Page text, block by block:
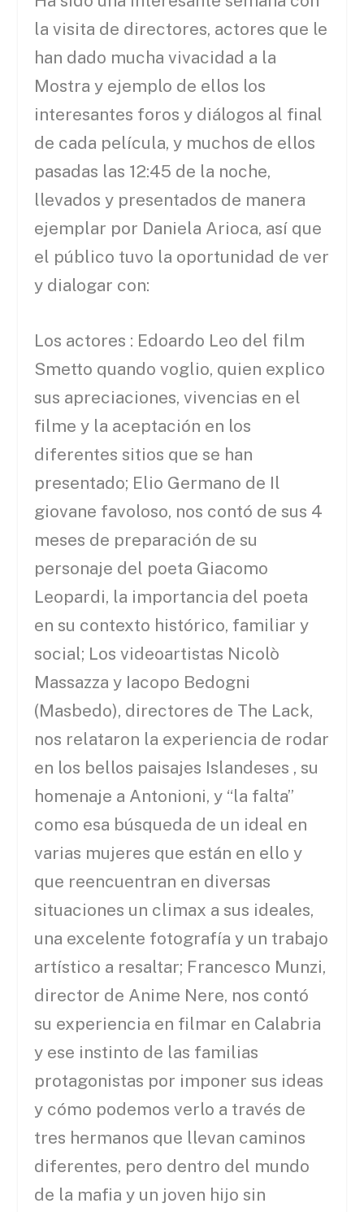
la visita de directores, actores que le
han dado mucha vivacidad a la
Mostra y ejemplo de ellos los
interesantes foros y diálogos al final
de cada película, y muchos de ellos
pasadas las 12:45 de la noche,
llevados y presentados de manera
ejemplar por Daniela Arioca, así que
el público tuvo la oportunidad de ver
y dialogar con:
Los actores : Edoardo Leo del film
Smetto quando voglio, quien explico
sus apreciaciones, vivencias en el
filme y la aceptación en los
diferentes sitios que se han
presentado; Elio Germano de Il
giovane favoloso, nos contó de sus 4
meses de preparación de su
personaje del poeta Giacomo
Leopardi, la importancia del poeta
en su contexto histórico, familiar y
social; Los videoartistas Nicolò
Massazza y Iacopo Bedogni
(Masbedo), directores de The Lack,
nos relataron la experiencia de rodar
en los bellos paisajes Islandeses , su
homenaje a Antonioni, y “la falta”
como esa búsqueda de un ideal en
varias mujeres que están en ello y
que reencuentran en diversas
situaciones un climax a sus ideales,
una excelente fotografía y un trabajo
artístico a resaltar; Francesco Munzi,
director de Anime Nere, nos contó
su experiencia en filmar en Calabria
y ese instinto de las familias
protagonistas por imponer sus ideas
y cómo podemos verlo a través de
tres hermanos que llevan caminos
diferentes, pero dentro del mundo
de la mafia y un joven hijo sin